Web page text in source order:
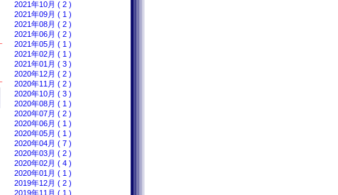
2021年10月 ( 2 )
2021年09月 ( 1 )
2021年08月 ( 2 )
2021年06月 ( 2 )
2021年05月 ( 1 )
2021年02月 ( 1 )
2021年01月 ( 3 )
2020年12月 ( 2 )
2020年11月 ( 2 )
2020年10月 ( 3 )
2020年08月 ( 1 )
2020年07月 ( 2 )
2020年06月 ( 1 )
2020年05月 ( 1 )
2020年04月 ( 7 )
2020年03月 ( 2 )
2020年02月 ( 4 )
2020年01月 ( 1 )
2019年12月 ( 2 )
2019年11月 ( 1 )